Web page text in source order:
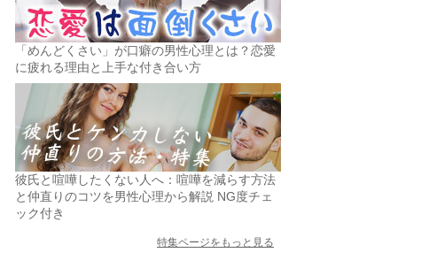
「めんどくさい」が口癖の男性心理とは？恋愛
に疲れる理由と上手な付き合い方
彼氏と喧嘩したくない人へ：喧嘩を減らす方法
と仲直りのコツを男性心理から解説 NG度チェ
ック付き
特集ページをもっと見る